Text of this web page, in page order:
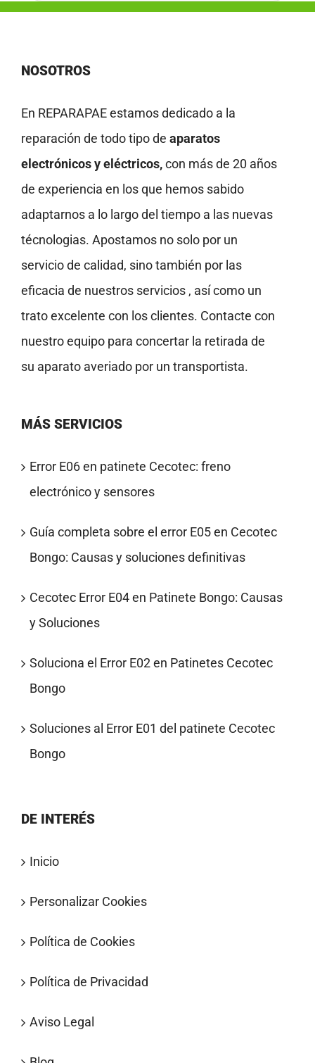
NOSOTROS
En REPARAPAE estamos dedicado a la
reparación de todo tipo de aparatos
electrónicos y eléctricos,con más de 20 años
de experiencia en los que hemos sabido
adaptarnos a lo largo del tiempo a las nuevas
técnologias. Apostamos no solo por un
servicio de calidad, sino también por las
eficacia de nuestros servicios , así como un
trato excelente con los clientes. Contacte con
nuestro equipo para concertar la retirada de
su aparato averiado por un transportista.
MÁS SERVICIOS
Error E06 en patinete Cecotec: freno
electrónico y sensores
Guía completa sobre el error E05 en Cecotec
Bongo: Causas y soluciones definitivas
Cecotec Error E04 en Patinete Bongo: Causas
y Soluciones
Soluciona el Error E02 en Patinetes Cecotec
Bongo
Soluciones al Error E01 del patinete Cecotec
Bongo
DE INTERÉS
Inicio
Personalizar Cookies
Política de Cookies
Política de Privacidad
Aviso Legal